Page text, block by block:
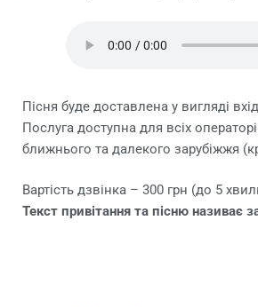
Пісня буде доставлена у вигляді
Послуга доступна для всіх
ближнього та далекого зарубіжжя
Вартість дзвінка – 300 грн (до 5
Текст привітання та пісню називає